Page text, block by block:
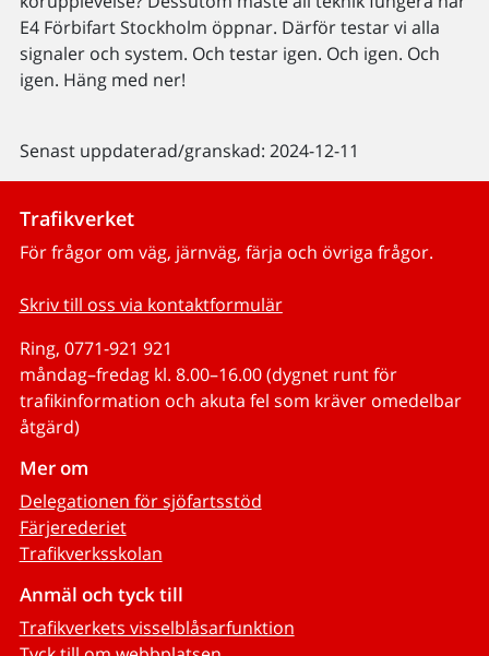
E4 Förbifart Stockholm öppnar. Därför testar vi alla
signaler och system. Och testar igen. Och igen. Och
igen. Häng med ner!
Senast uppdaterad/granskad: 2024-12-11
Trafikverket
För frågor om väg, järnväg, färja och övriga frågor.
Skriv till oss via kontaktformulär
Ring, 0771-921 921
måndag–fredag kl. 8.00–16.00 (dygnet runt för
trafikinformation och akuta fel som kräver omedelbar
åtgärd)
Mer om
Delegationen för sjöfartsstöd
Färjerederiet
Trafikverksskolan
Anmäl och tyck till
Trafikverkets visselblåsarfunktion